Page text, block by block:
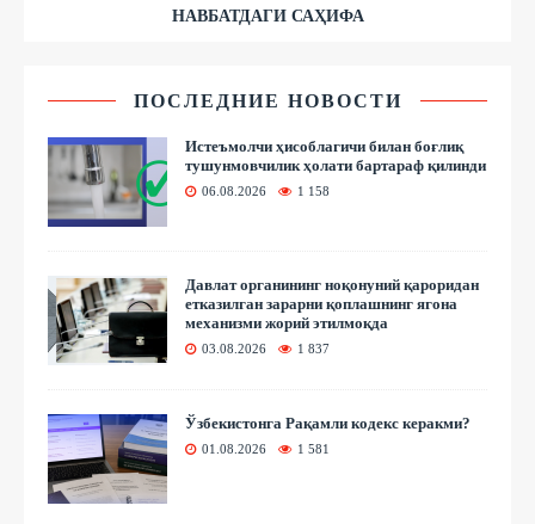
НАВБАТДАГИ САҲИФА
ПОСЛЕДНИЕ НОВОСТИ
Истеъмолчи ҳисоблагичи билан боғлиқ
тушунмовчилик ҳолати бартараф қилинди
06.08.2026 1 158
Давлат органининг ноқонуний қароридан
етказилган зарарни қоплашнинг ягона
механизми жорий этилмоқда
03.08.2026 1 837
Ўзбекистонга Рақамли кодекс керакми?
01.08.2026 1 581